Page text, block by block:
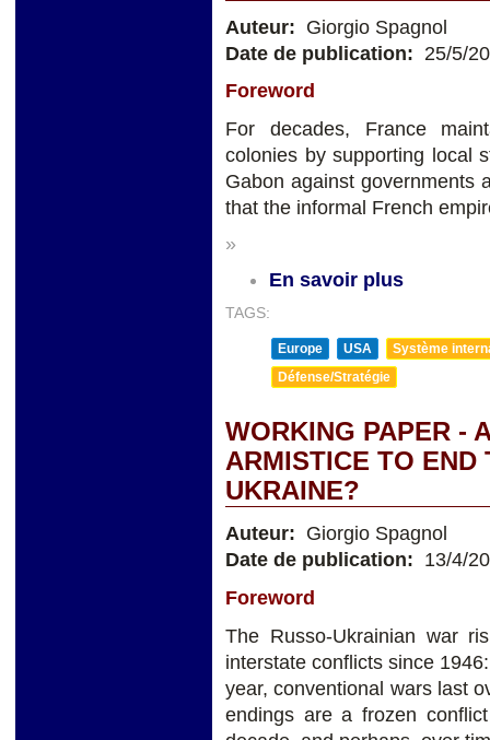
Auteur: Giorgio Spagnol
Date de publication: 25/5/
Foreword
For decades, France
colonies by supporting local
Gabon against governments
that the informal French
»
En savoir plus
TAGS:
Europe USA
Système
Défense/Stratégie
WORKING PAPER -
ARMISTICE TO END
UKRAINE?
Auteur: Giorgio Spagnol
Date de publication: 13/4/
Foreword
The Russo-Ukrainian war
interstate conflicts since
year, conventional wars last
endings are a frozen